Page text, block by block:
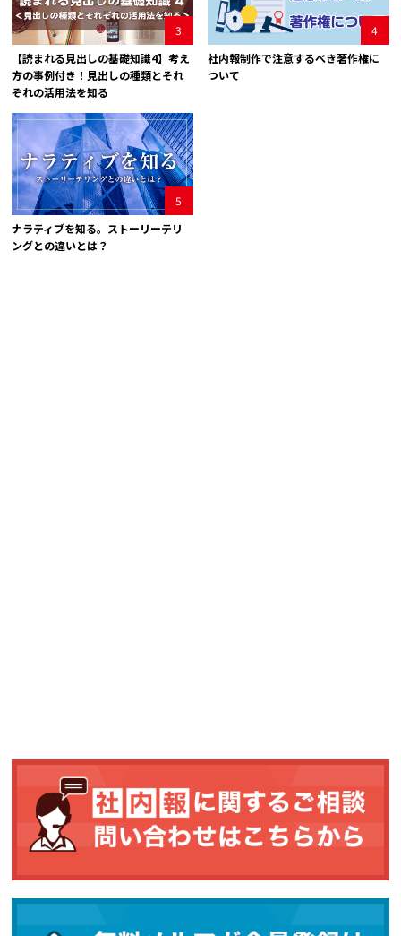
3
【読まれる見出しの基礎知識4】考え
方の事例付き！見出しの種類とそれ
ぞれの活用法を知る
4
社内報制作で注意するべき著作権に
ついて
5
ナラティブを知る。ストーリーテリ
ングとの違いとは？